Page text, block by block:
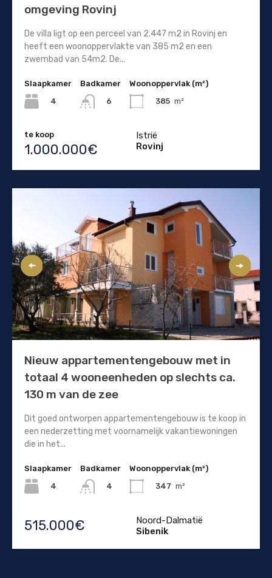
omgeving Rovinj
De villa ligt op een perceel van 2.447 m2 in Rovinj en
heeft een woonoppervlakte van 385 m2 en een
zwembad van 54m2. De...
Slaapkamer
4
Badkamer
6
Woonoppervlak (m²)
385 m²
te koop
1.000.000€
Istrië
Rovinj
Nieuw appartementengebouw met in
totaal 4 wooneenheden op slechts ca.
130 m van de zee
Dit goed ontworpen appartementengebouw is te koop in
een nederzetting met voornamelijk vakantiewoningen
die in het...
Slaapkamer
4
Badkamer
4
Woonoppervlak (m²)
347 m²
515.000€
Noord-Dalmatië
Sibenik